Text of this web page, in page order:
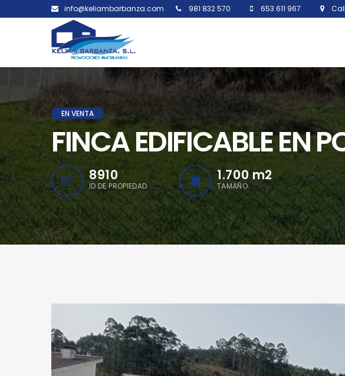
info@keliambarbanza.com 981 832 570 653 611 967
EN VENTA
FINCA EDIFICABLE EN
8910
ID DE PROPIEDAD
1.700 m2
TAMAÑO